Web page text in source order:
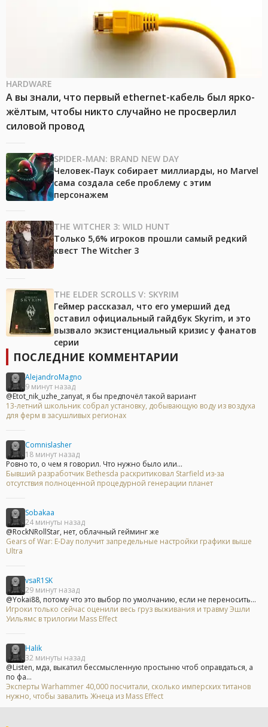
HARDWARE
А вы знали, что первый ethernet-кабель был ярко-
жёлтым, чтобы никто случайно не просверлил
силовой провод
SPIDER-MAN: BRAND NEW DAY
Человек-Паук собирает миллиарды, но Marvel
сама создала себе проблему с этим
персонажем
THE WITCHER 3: WILD HUNT
Только 5,6% игроков прошли самый редкий
квест The Witcher 3
THE ELDER SCROLLS V: SKYRIM
Геймер рассказал, что его умерший дед
оставил официальный гайдбук Skyrim, и это
вызвало экзистенциальный кризис у фанатов
серии
ПОСЛЕДНИЕ КОММЕНТАРИИ
AlejandroMagno
9 минут назад
@Etot_nik_uzhe_zanyat, я бы предпочёл такой вариант
13-летний школьник собрал установку, добывающую воду из воздуха
для ферм в засушливых регионах
Comnislasher
18 минут назад
Ровно то, о чем я говорил. Что нужно было или...
Бывший разработчик Bethesda раскритиковал Starfield из-за
отсутствия полноценной процедурной генерации планет
Sobakaa
24 минуты назад
@RockNRollStar, нет, облачный гейминг же
Gears of War: E-Day получит запредельные настройки графики выше
Ultra
vsaR1SK
29 минут назад
@Yokai88, потому что это выбор по умолчанию, если не переносить...
Игроки только сейчас оценили весь груз выживания и травму Эшли
Уильямс в трилогии Mass Effect
Halik
32 минуты назад
@Listen, мда, выкатил бессмысленную простыню чтоб оправдаться, а
по фа...
Эксперты Warhammer 40,000 посчитали, сколько имперских титанов
нужно, чтобы завалить Жнеца из Mass Effect